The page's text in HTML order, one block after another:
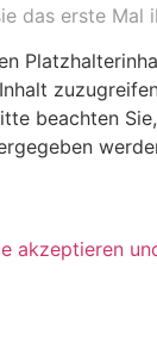
das erste Mal
beachten
akzeptieren